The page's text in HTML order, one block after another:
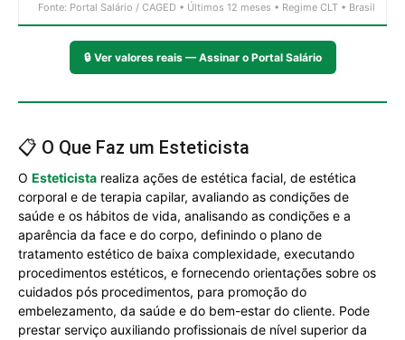
Fonte: Portal Salário / CAGED • Últimos 12 meses • Regime CLT • Brasil
🔒 Ver valores reais — Assinar o Portal Salário
📋 O Que Faz um Esteticista
O Esteticista realiza ações de estética facial, de estética
corporal e de terapia capilar, avaliando as condições de
saúde e os hábitos de vida, analisando as condições e a
aparência da face e do corpo, definindo o plano de
tratamento estético de baixa complexidade, executando
procedimentos estéticos, e fornecendo orientações sobre os
cuidados pós procedimentos, para promoção do
embelezamento, da saúde e do bem-estar do cliente. Pode
prestar serviço auxiliando profissionais de nível superior da